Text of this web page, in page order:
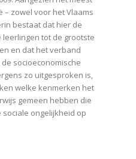
zowel voor het Vlaams
bestaat dat hier de
tot de grootste
en dat het verband
socioeconomische
zo uitgesproken is,
welke kenmerken het
gemeen hebben die
ongelijkheid op